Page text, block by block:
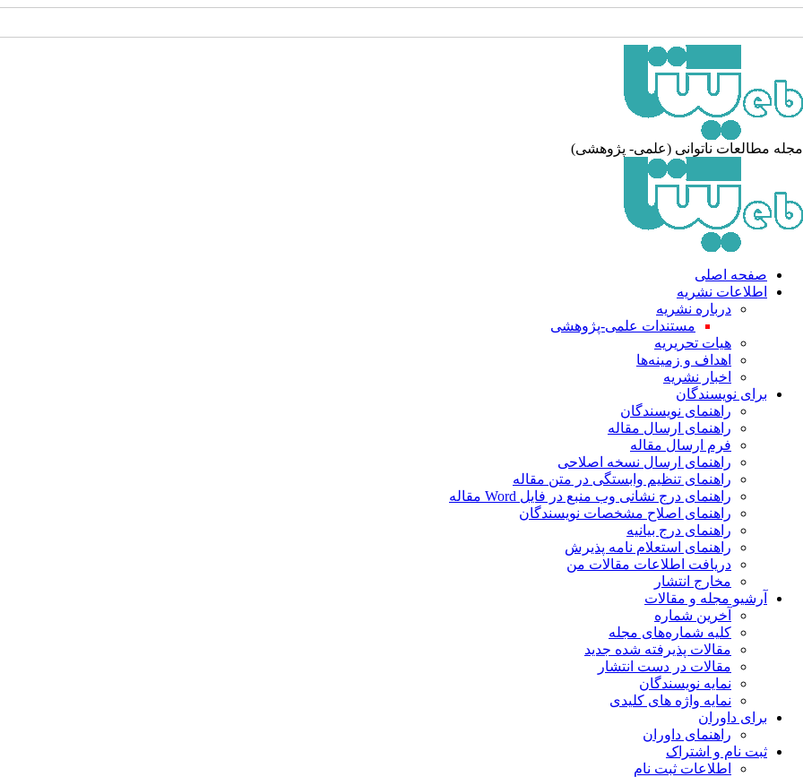
مجله مطالعات ناتوانی (علمی- پژوهشی)
صفحه اصلی
اطلاعات نشریه
درباره نشریه
مستندات علمی-پژوهشی
هیات تحریریه
اهداف و زمینه‌ها
اخبار نشریه
برای نویسندگان
راهنمای نویسندگان
راهنمای ارسال مقاله
فرم ارسال مقاله
راهنمای ارسال نسخه اصلاحی
راهنمای تنظیم وابستگی در متن مقاله
راهنمای درج نشانی وب منبع در فایل Word مقاله
راهنمای اصلاح مشخصات نویسندگان
راهنمای درج بیانیه
راهنمای استعلام نامه پذیرش
دریافت اطلاعات مقالات من
مخارج انتشار
آرشیو مجله و مقالات
آخرین شماره
کلیه شماره‌های مجله
مقالات پذیرفته شده جدید
مقالات در دست انتشار
نمایه نویسندگان
نمایه واژه های کلیدی
برای داوران
راهنمای داوران
ثبت نام و اشتراک
اطلاعات ثبت نام